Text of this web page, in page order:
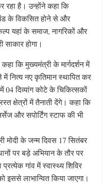
रहा है। उन्होंने कहा कि
के विकसित होने से और
यहां के समाज, नागरिकों और
होगा।
कि मुख्यमंत्री के मार्गदर्शन में
में नित्य नए कृतिमान स्थापित कर
04 दिव्यांग कोटे के चिकित्सकों
क्षेत्रों में तैनाती देंगे। कहा कि
और सपोर्टिंग स्टाफ की भी
मोदी के जन्म दिवस 17 सितंबर
पर बड़े अभियान के तौर पर
गांव में स्वास्थ्य शिविर
लाभान्वित किया जाएगा।